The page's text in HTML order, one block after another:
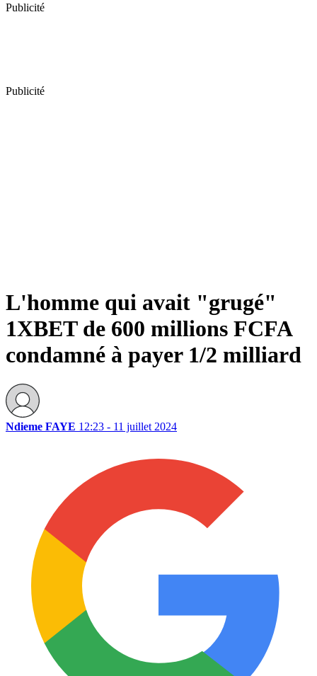
Publicité
Publicité
L'homme qui avait "grugé"
1XBET de 600 millions FCFA
condamné à payer 1/2 milliard
Ndieme FAYE 12:23 - 11 juillet 2024